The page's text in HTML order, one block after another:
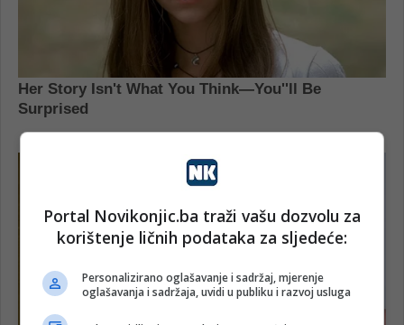
Portal Novikonjic.ba traži vašu dozvolu za
korištenje ličnih podataka za sljedeće:
Personalizirano oglašavanje i sadržaj, mjerenje
oglašavanja i sadržaja, uvidi u publiku i razvoj usluga